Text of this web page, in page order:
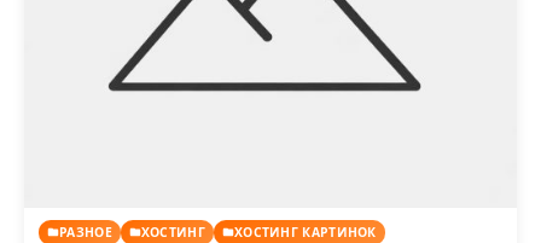
РАЗНОЕ ХОСТИНГ ХОСТИНГ КАРТИНОК